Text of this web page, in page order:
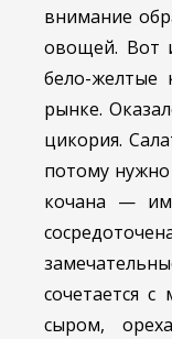
внимание
овощей. Вот
бело-желтые
рынке.
цикория.
потому
кочана —
сочетается
сыром,